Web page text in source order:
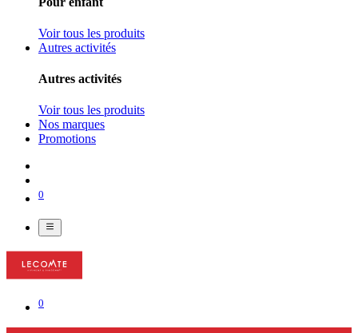
Voir tous les produits
Autres activités
Autres activités
Voir tous les produits
Nos marques
Promotions
0
0